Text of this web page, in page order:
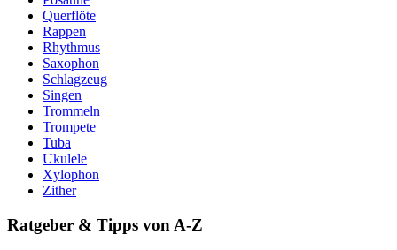
Querflöte
Rappen
Rhythmus
Saxophon
Schlagzeug
Singen
Trommeln
Trompete
Tuba
Ukulele
Xylophon
Zither
Ratgeber & Tipps von A-Z